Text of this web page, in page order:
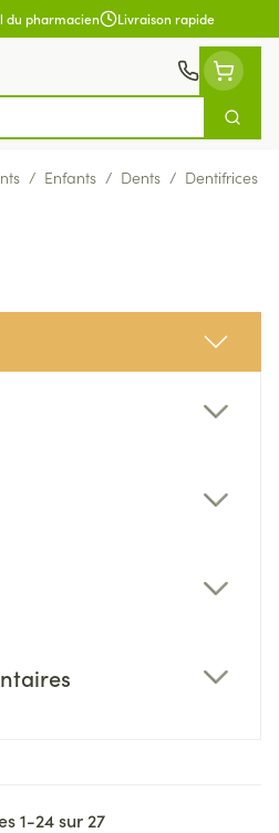
du pharmacien Livraison rapide
/ Enfants / Dents / Dentifrices
1-24sur 27